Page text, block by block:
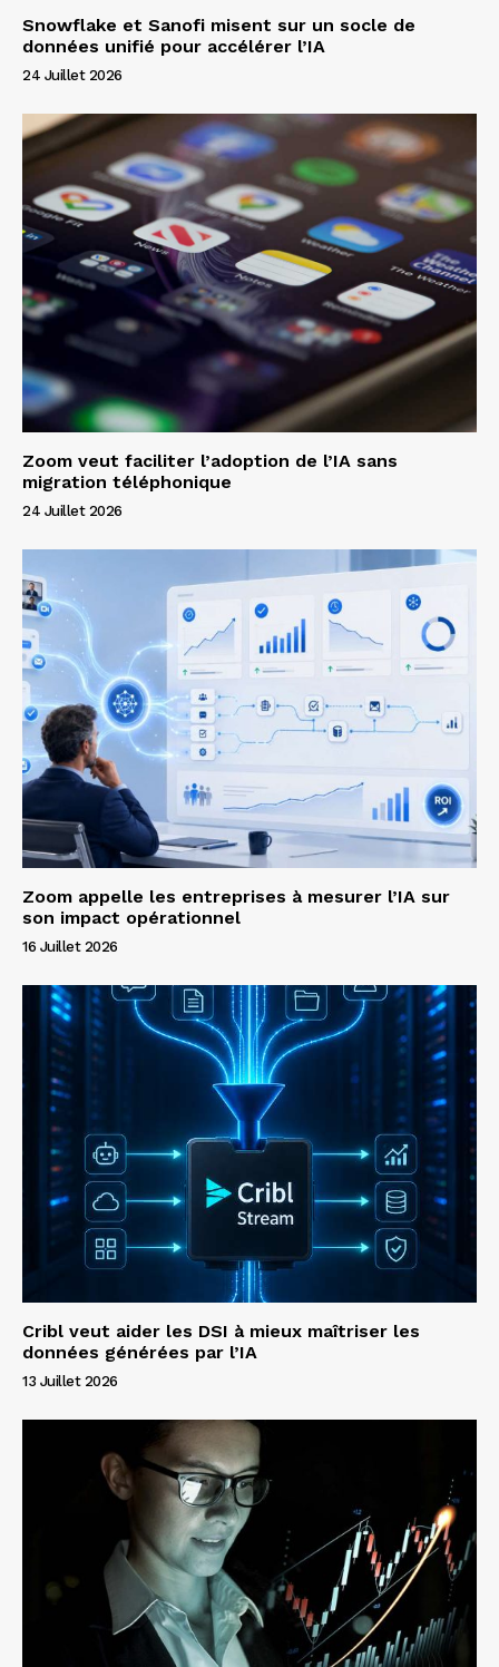
Snowflake et Sanofi misent sur un socle de
données unifié pour accélérer l’IA
24 Juillet 2026
Zoom veut faciliter l’adoption de l’IA sans
migration téléphonique
24 Juillet 2026
Zoom appelle les entreprises à mesurer l’IA sur
son impact opérationnel
16 Juillet 2026
Cribl veut aider les DSI à mieux maîtriser les
données générées par l’IA
13 Juillet 2026